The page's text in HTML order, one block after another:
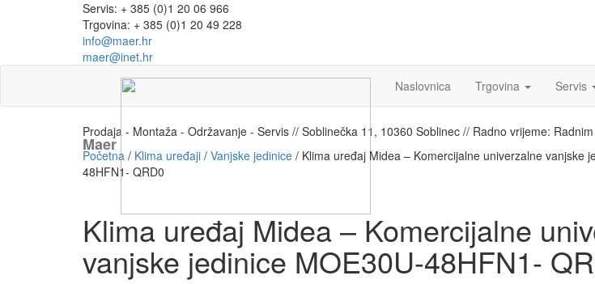
Servis: + 385 (0)1 20 06 966
Trgovina: + 385 (0)1 20 49 228
info@maer.hr
maer@inet.hr
Maer
Naslovnica Trgovina Servis
Prodaja - Montaža - Održavanje - Servis // Soblinečka 11, 10360 Soblinec // Radno vrijeme:
Početna / Klima uređaji / Vanjske jedinice / Klima uređaj Midea – Komercijalne univerzalne vanjske
48HFN1- QRD0
Klima uređaj Midea – Komercijalne
vanjske jedinice MOE30U-48HFN1-